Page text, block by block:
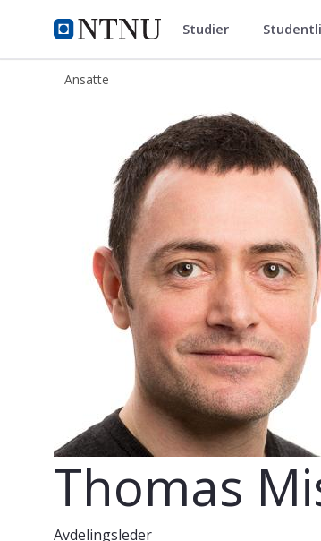
NTNU Hjemmeside
ntnu.no Studier
Ansatte
Thomas
Avdelingsleder